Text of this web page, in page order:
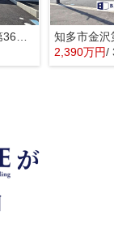
東海市加木屋町第36の3号棟【仲介手数料0円】
2,390万円/